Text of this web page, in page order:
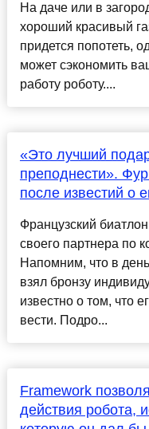
На даче или в
хороший красивый
придется попотеть,
может сэкономить
работу роботу....
«Это лучший
преподнести».
после известий о
Французский
своего партнера по
Напомним, что в
взял бронзу
известно о том, что
вести. Подро...
Framework
действия робота,